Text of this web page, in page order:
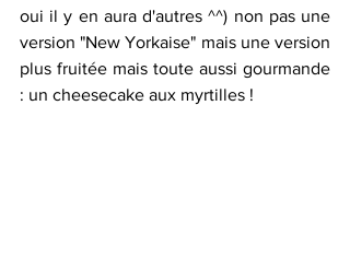
oui il y en aura d'autres ^^) non pas une
version "New Yorkaise" mais une version
plus fruitée mais toute aussi gourmande
: un cheesecake aux myrtilles !